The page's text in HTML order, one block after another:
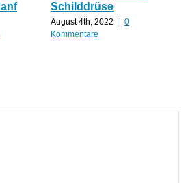
Schilddrüse
August 4th, 2022 |
0
Kommentare